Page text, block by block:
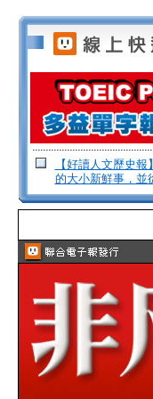
【好讀人文歷史
的大小新鮮事，並